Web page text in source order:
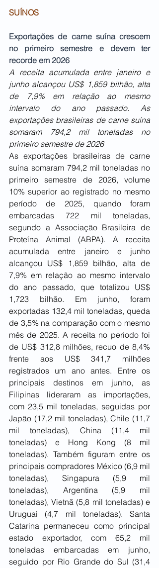
SUÍNOS
Exportações de carne suína crescem
no primeiro semestre e devem ter
recorde em 2026
A receita acumulada entre janeiro e
junho alcançou US$ 1,859 bilhão, alta
de 7,9% em relação ao mesmo
intervalo do ano passado. As
exportações brasileiras de carne suína
somaram 794,2 mil toneladas no
primeiro semestre de 2026
As exportações brasileiras de carne
suína somaram 794,2 mil toneladas no
primeiro semestre de 2026, volume
10% superior ao registrado no mesmo
período de 2025, quando foram
embarcadas 722 mil toneladas,
segundo a Associação Brasileira de
Proteína Animal (ABPA). A receita
acumulada entre janeiro e junho
alcançou US$ 1,859 bilhão, alta de
7,9% em relação ao mesmo intervalo
do ano passado, que totalizou US$
1,723 bilhão. Em junho, foram
exportadas 132,4 mil toneladas, queda
de 3,5% na comparação com o mesmo
mês de 2025. A receita no período foi
de US$ 312,8 milhões, recuo de 8,4%
frente aos US$ 341,7 milhões
registrados um ano antes. Entre os
principais destinos em junho, as
Filipinas lideraram as importações,
com 23,5 mil toneladas, seguidas por
Japão (17,2 mil toneladas), Chile (11,7
mil toneladas), China (11,4 mil
toneladas) e Hong Kong (8 mil
toneladas). Também figuram entre os
principais compradores México (6,9 mil
toneladas), Singapura (5,9 mil
toneladas), Argentina (5,9 mil
toneladas), Vietnã (5,8 mil toneladas) e
Uruguai (4,7 mil toneladas). Santa
Catarina permaneceu como principal
estado exportador, com 65,2 mil
toneladas embarcadas em junho,
seguido por Rio Grande do Sul (31,4